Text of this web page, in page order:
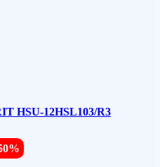
HSU-12HSL103/R3